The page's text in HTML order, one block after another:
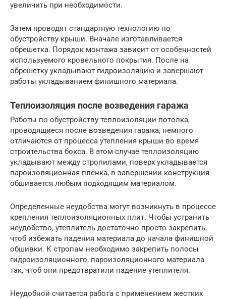
увеличить при необходимости.
Затем проводят стандартную технологию по
обустройству крыши. Вначале изготавливается
обрешетка. Порядок монтажа зависит от особенностей
используемого кровельного покрытия. После на
обрешетку укладывают гидроизоляцию и завершают
работы укладыванием финишного материала.
Теплоизоляция после возведения гаража
Работы по обустройству теплоизоляции потолка,
проводящиеся после возведения гаража, немного
отличаются от процесса утепления крыши во время
строительства бокса. В этом случае теплоизоляцию
укладывают между стропилами, поверх укладывается
пароизоляционная пленка, в завершении конструкция
обшивается любым подходящим материалом.
Определенные неудобства могут возникнуть в процессе
крепления теплоизоляционных плит. Чтобы устранить
неудобство, утеплитель достаточно просто закрепить,
чтоб избежать падения материала до начала финишной
обшивки. К стропам необходимо закрепить полосы
гидроизоляционного, пароизоляционного материала
так, чтоб они предотвратили падение утеплителя.
Неудобной считается работа с применением жестких